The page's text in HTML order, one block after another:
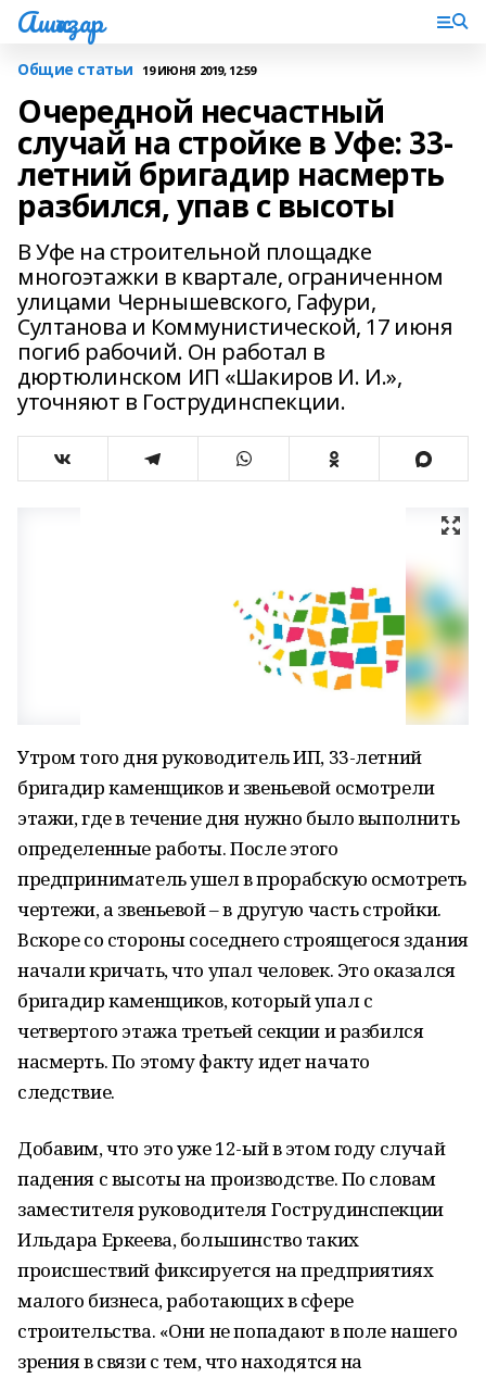
Ашҡаҙар
Общие статьи 19 ИЮНЯ 2019, 12:59
Очередной несчастный
случай на стройке в Уфе: 33-
летний бригадир насмерть
разбился, упав с высоты
В Уфе на строительной площадке
многоэтажки в квартале, ограниченном
улицами Чернышевского, Гафури,
Султанова и Коммунистической, 17 июня
погиб рабочий. Он работал в
дюртюлинском ИП «Шакиров И. И.»,
уточняют в Гострудинспекции.
Утром того дня руководитель ИП, 33-летний
бригадир каменщиков и звеньевой осмотрели
этажи, где в течение дня нужно было выполнить
определенные работы. После этого
предприниматель ушел в прорабскую осмотреть
чертежи, а звеньевой – в другую часть стройки.
Вскоре со стороны соседнего строящегося здания
начали кричать, что упал человек. Это оказался
бригадир каменщиков, который упал с
четвертого этажа третьей секции и разбился
насмерть. По этому факту идет начато
следствие.
Добавим, что это уже 12-ый в этом году случай
падения с высоты на производстве. По словам
заместителя руководителя Гострудинспекции
Ильдара Еркеева, большинство таких
происшествий фиксируется на предприятиях
малого бизнеса, работающих в сфере
строительства. «Они не попадают в поле нашего
зрения в связи с тем, что находятся на